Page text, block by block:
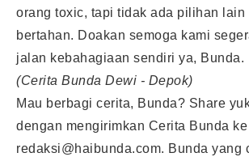
orang toxic, tapi tidak ada pilihan lain
bertahan. Doakan semoga kami
jalan kebahagiaan sendiri ya, Bunda.
(Cerita Bunda Dewi - Depok)
Mau berbagi cerita, Bunda? Share
dengan mengirimkan Cerita Bunda ke
redaksi@haibunda.com. Bunda yang